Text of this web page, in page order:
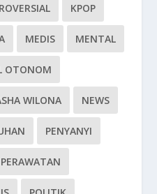
KPOP
MEDIS MENTAL
OTONOM
WILONA NEWS
PENYANYI
PERAWATAN